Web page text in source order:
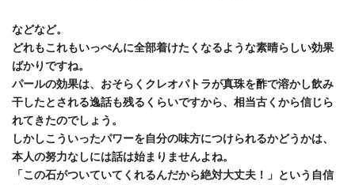
などなど。
どれもこれもいっぺんに全部着けたくなるような素晴らしい効果
ばかりですね。
パールの効果は、おそらくクレオパトラが真珠を酢で溶かし飲み
干したとされる逸話も残るくらいですから、相当古くから信じら
れてきたのでしょう。
しかしこういったパワーを自分の味方につけられるかどうかは、
本人の努力なしには話は始まりませんよね。
「この石がついていてくれるんだから絶対大丈夫！」という自信